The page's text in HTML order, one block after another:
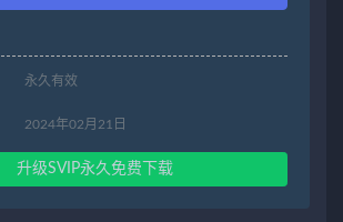
永久有效
2024年02月21日
升级SVIP永久免费下载